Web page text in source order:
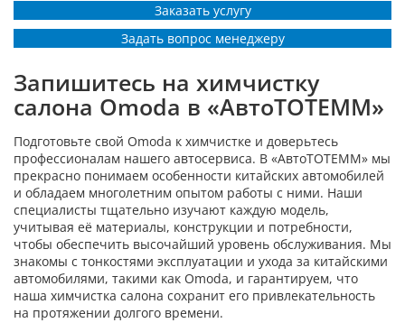
Заказать услугу
Задать вопрос менеджеру
Запишитесь на химчистку
салона Omoda в «АвтоТОТЕММ»
Подготовьте свой Omoda к химчистке и доверьтесь
профессионалам нашего автосервиса. В «АвтоТОТЕММ» мы
прекрасно понимаем особенности китайских автомобилей
и обладаем многолетним опытом работы с ними. Наши
специалисты тщательно изучают каждую модель,
учитывая её материалы, конструкции и потребности,
чтобы обеспечить высочайший уровень обслуживания. Мы
знакомы с тонкостями эксплуатации и ухода за китайскими
автомобилями, такими как Omoda, и гарантируем, что
наша химчистка салона сохранит его привлекательность
на протяжении долгого времени.